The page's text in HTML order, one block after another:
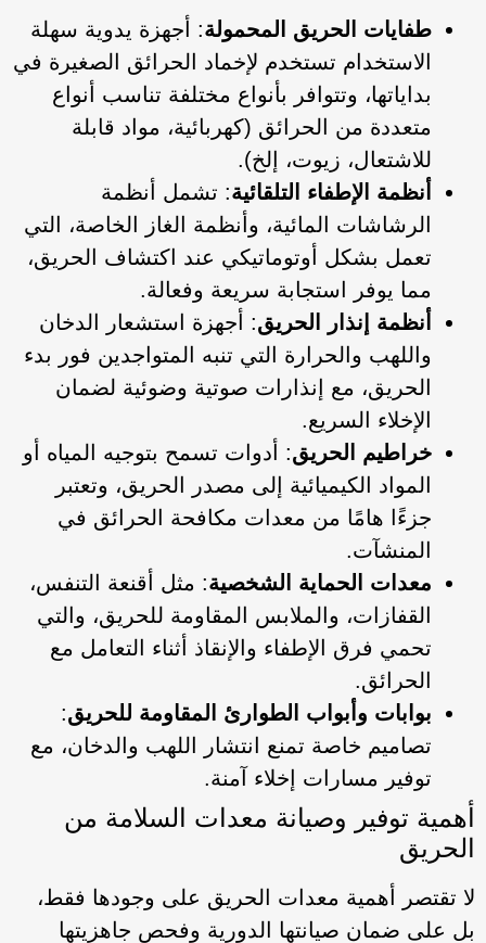
طفايات الحريق المحمولة: أجهزة يدوية سهلة
الاستخدام تستخدم لإخماد الحرائق الصغيرة في
بداياتها، وتتوافر بأنواع مختلفة تناسب أنواع
متعددة من الحرائق (كهربائية، مواد قابلة
للاشتعال، زيوت، إلخ).
أنظمة الإطفاء التلقائية: تشمل أنظمة
الرشاشات المائية، وأنظمة الغاز الخاصة، التي
تعمل بشكل أوتوماتيكي عند اكتشاف الحريق،
مما يوفر استجابة سريعة وفعالة.
أنظمة إنذار الحريق: أجهزة استشعار الدخان
واللهب والحرارة التي تنبه المتواجدين فور بدء
الحريق، مع إنذارات صوتية وضوئية لضمان
الإخلاء السريع.
خراطيم الحريق: أدوات تسمح بتوجيه المياه أو
المواد الكيميائية إلى مصدر الحريق، وتعتبر
جزءًا هامًا من معدات مكافحة الحرائق في
المنشآت.
معدات الحماية الشخصية: مثل أقنعة التنفس،
القفازات، والملابس المقاومة للحريق، والتي
تحمي فرق الإطفاء والإنقاذ أثناء التعامل مع
الحرائق.
بوابات وأبواب الطوارئ المقاومة للحريق:
تصاميم خاصة تمنع انتشار اللهب والدخان، مع
توفير مسارات إخلاء آمنة.
أهمية توفير وصيانة معدات السلامة من
الحريق
لا تقتصر أهمية معدات الحريق على وجودها فقط،
بل على ضمان صيانتها الدورية وفحص جاهزيتها